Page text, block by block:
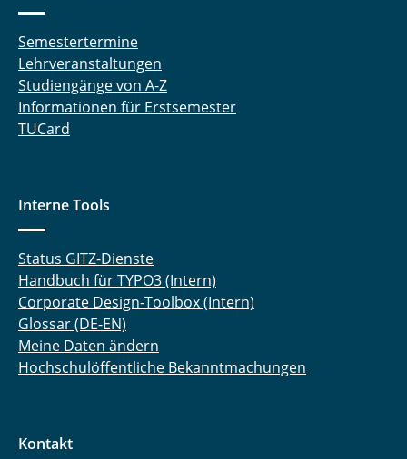
Semestertermine
Lehrveranstaltungen
Studiengänge von A-Z
Informationen für Erstsemester
TUCard
Interne Tools
Status GITZ-Dienste
Handbuch für TYPO3 (Intern)
Corporate Design-Toolbox (Intern)
Glossar (DE-EN)
Meine Daten ändern
Hochschulöffentliche Bekanntmachungen
Kontakt